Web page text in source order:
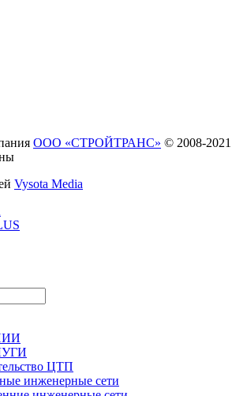
ООО «СТРОЙТРАНС» © 2008-2021
Vysota Media
ЦТП
инженерные сети